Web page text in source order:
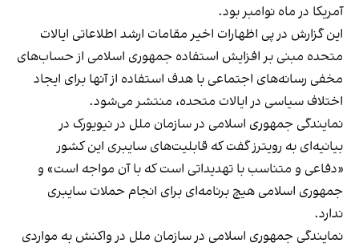
آمریکا در ماه نوامبر بود.
این گزارش در پی اظهارات اخیر مقامات ارشد اطلاعاتی ایالات
متحده مبنی بر افزایش استفاده جمهوری اسلامی از حساب‌های
مخفی رسانه‌های اجتماعی با هدف استفاده از آنها برای ایجاد
اختلاف سیاسی در ایالات متحده، منتشر می‌شود.
نمایندگی جمهوری اسلامی در سازمان ملل در نیویورک در
بیانیه‌ای به رویترز گفت که قابلیت‌های سایبری این کشور
«دفاعی و متناسب با تهدیداتی است که با آن مواجه است» و
جمهوری اسلامی هیچ برنامه‌ای برای انجام حملات سایبری
ندارد.
نمایندگی جمهوری اسلامی در سازمان ملل در واکنش به مواردی